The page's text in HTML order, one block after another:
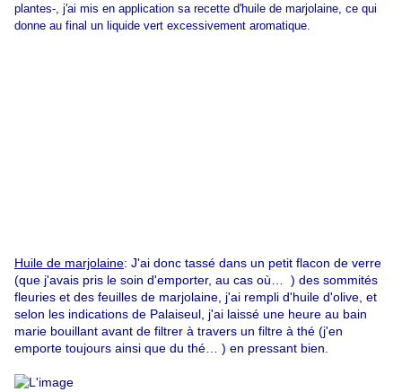
plantes-, j'ai mis en application sa recette d'huile de marjolaine, ce qui
donne au final un liquide vert excessivement aromatique.
Huile de marjolaine: J'ai donc tassé dans un petit flacon de verre
(que j'avais pris le soin d'emporter, au cas où… ) des sommités
fleuries et des feuilles de marjolaine, j'ai rempli d'huile d'olive, et
selon les indications de Palaiseul, j'ai laissé une heure au bain
marie bouillant avant de filtrer à travers un filtre à thé (j'en
emporte toujours ainsi que du thé… ) en pressant bien.